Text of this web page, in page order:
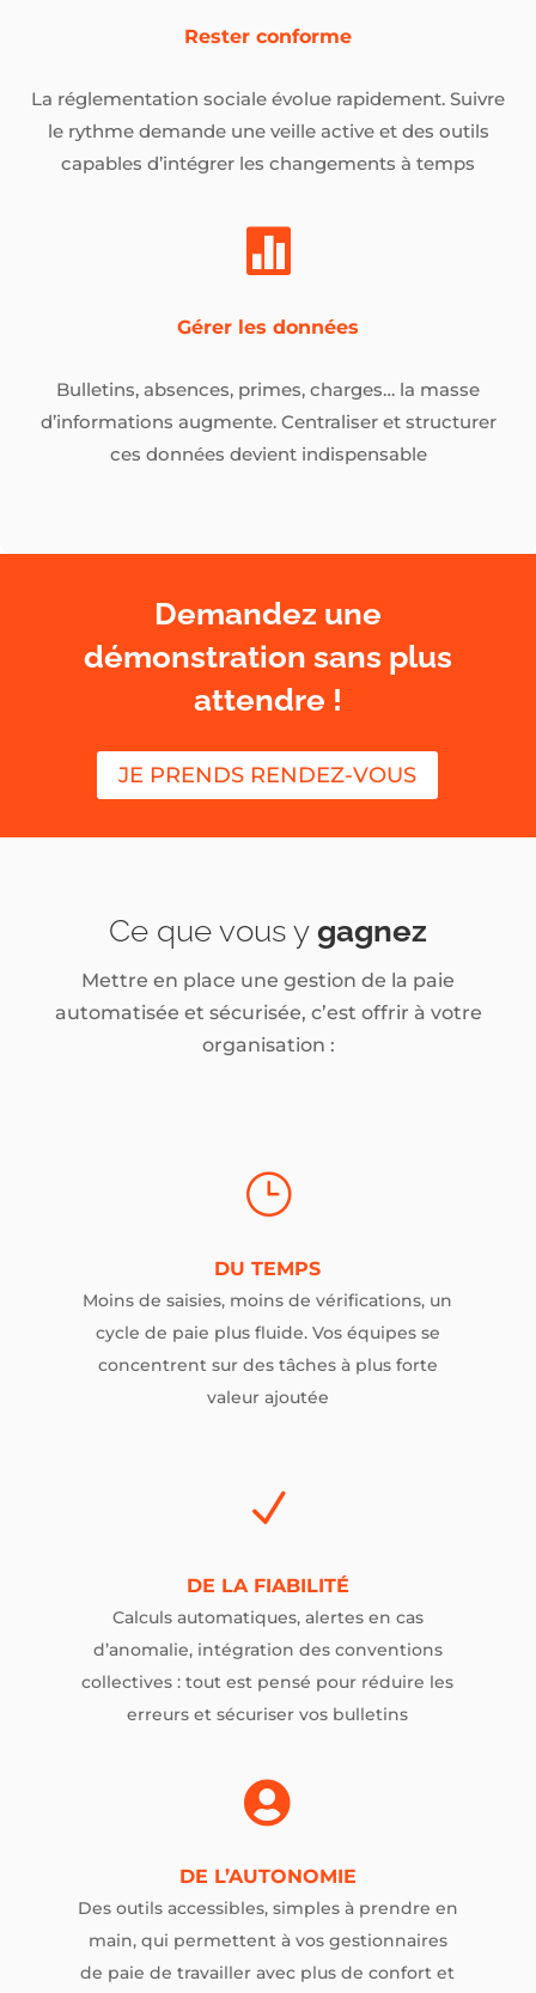
Rester conforme
La réglementation sociale évolue rapidement. Suivre
le rythme demande une veille active et des outils
capables d’intégrer les changements à temps

Gérer les données
Bulletins, absences, primes, charges… la masse
d’informations augmente. Centraliser et structurer
ces données devient indispensable
Demandez une
démonstration sans plus
attendre !
JE PRENDS RENDEZ-VOUS
Ce que vous y gagnez
Mettre en place une gestion de la paie
automatisée et sécurisée, c’est offrir à votre
organisation :
}
DU TEMPS
Moins de saisies, moins de vérifications, un
cycle de paie plus fluide. Vos équipes se
concentrent sur des tâches à plus forte
valeur ajoutée
N
DE LA FIABILITÉ
Calculs automatiques, alertes en cas
d’anomalie, intégration des conventions
collectives : tout est pensé pour réduire les
erreurs et sécuriser vos bulletins

DE L’AUTONOMIE
Des outils accessibles, simples à prendre en
main, qui permettent à vos gestionnaires
de paie de travailler avec plus de confort et